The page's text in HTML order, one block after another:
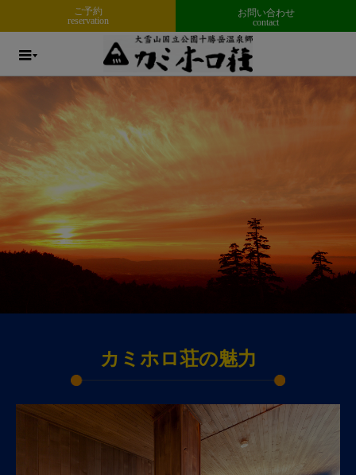
ご予約
reservation
お問い合わせ
contact
カミホロ荘の魅力